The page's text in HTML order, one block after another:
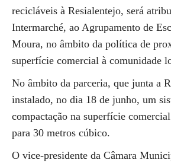
recicláveis à Resialentejo, será
Intermarché, ao Agrupamento de
Moura, no âmbito da política de
superfície comercial à comunidade
No âmbito da parceria, que junta a
instalado, no dia 18 de junho, um
compactação na superfície
para 30 metros cúbico.
O vice-presidente da Câmara